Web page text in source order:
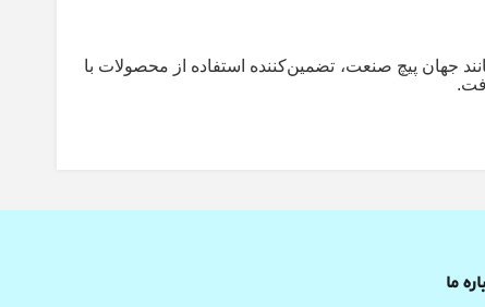
جهان پیچ صنعت، تضمین‌کننده استفاده از محصولات با
ما